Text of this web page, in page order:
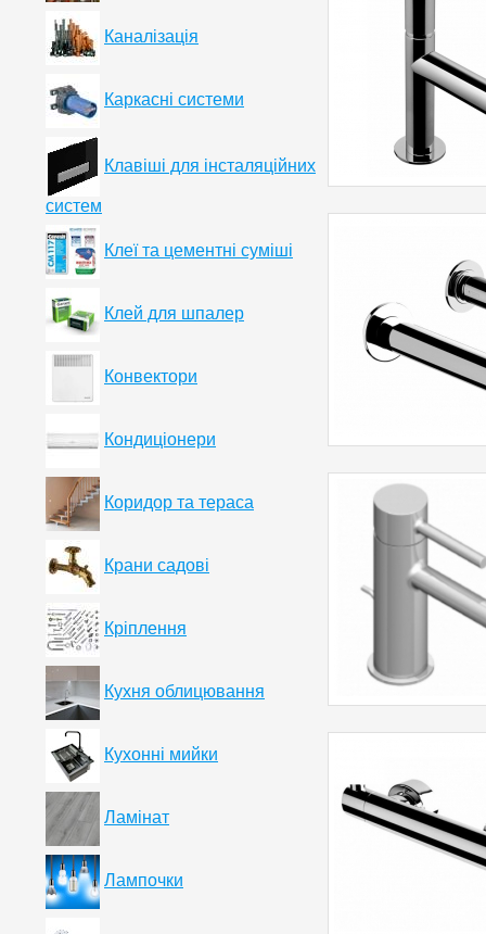
Каналізація
Каркасні системи
Клавіші для інсталяційних
систем
Клеї та цементні суміші
Клей для шпалер
Конвектори
Кондиціонери
Коридор та тераса
Крани садові
Кріплення
Кухня облицювання
Кухонні мийки
Ламінат
Лампочки